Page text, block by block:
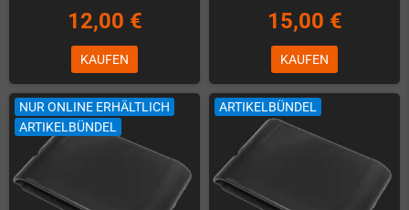
12,00 €
KAUFEN
15,00 €
KAUFEN
NUR ONLINE ERHÄLTLICH
ARTIKELBÜNDEL
ARTIKELBÜNDEL